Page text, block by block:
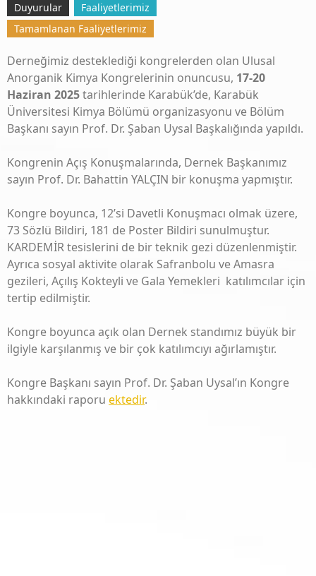
Duyurular
Faaliyetlerimiz
Tamamlanan Faaliyetlerimiz
Derneğimiz desteklediği kongrelerden olan Ulusal
Anorganik Kimya Kongrelerinin onuncusu, 17-20
Haziran 2025tarihlerinde Karabük’de, Karabük
Üniversitesi Kimya Bölümü organizasyonu ve Bölüm
Başkanı sayın Prof. Dr. Şaban Uysal Başkalığında yapıldı.
Kongrenin Açış Konuşmalarında, Dernek Başkanımız
sayın Prof. Dr. Bahattin YALÇIN bir konuşma yapmıştır.
Kongre boyunca, 12’si Davetli Konuşmacı olmak üzere,
73 Sözlü Bildiri, 181 de Poster Bildiri sunulmuştur.
KARDEMİR tesislerini de bir teknik gezi düzenlenmiştir.
Ayrıca sosyal aktivite olarak Safranbolu ve Amasra
gezileri, Açılış Kokteyli ve Gala Yemekleri katılımcılar için
tertip edilmiştir.
Kongre boyunca açık olan Dernek standımız büyük bir
ilgiyle karşılanmış ve bir çok katılımcıyı ağırlamıştır.
Kongre Başkanı sayın Prof. Dr. Şaban Uysal’ın Kongre
hakkındaki raporu ektedir.